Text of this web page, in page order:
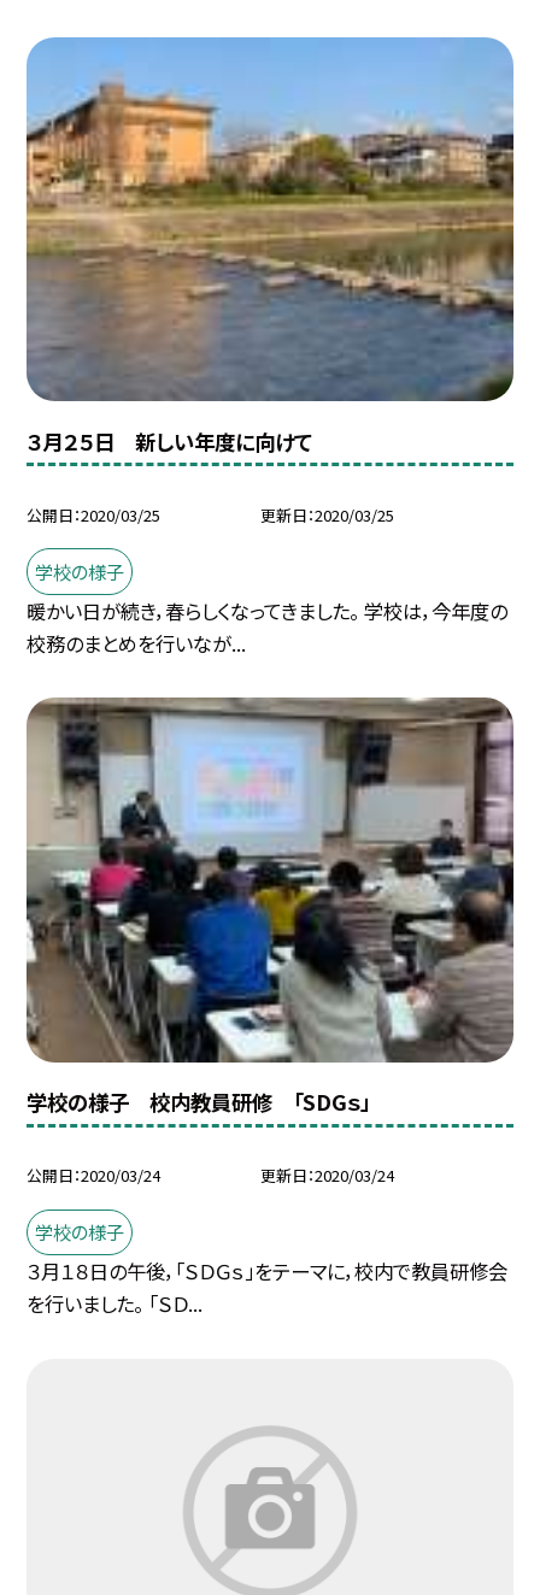
３月２５日 新しい年度に向けて
公開日 2020/03/25 更新日 2020/03/25
学校の様子
暖かい日が続き，春らしくなってきました。 学校は，今年度の
校務のまとめを行いなが...
学校の様子 校内教員研修 「SDGｓ」
公開日 2020/03/24 更新日 2020/03/24
学校の様子
３月１８日の午後，「ＳＤＧｓ」をテーマに，校内で教員研修会
を行いました。 「ＳＤ...